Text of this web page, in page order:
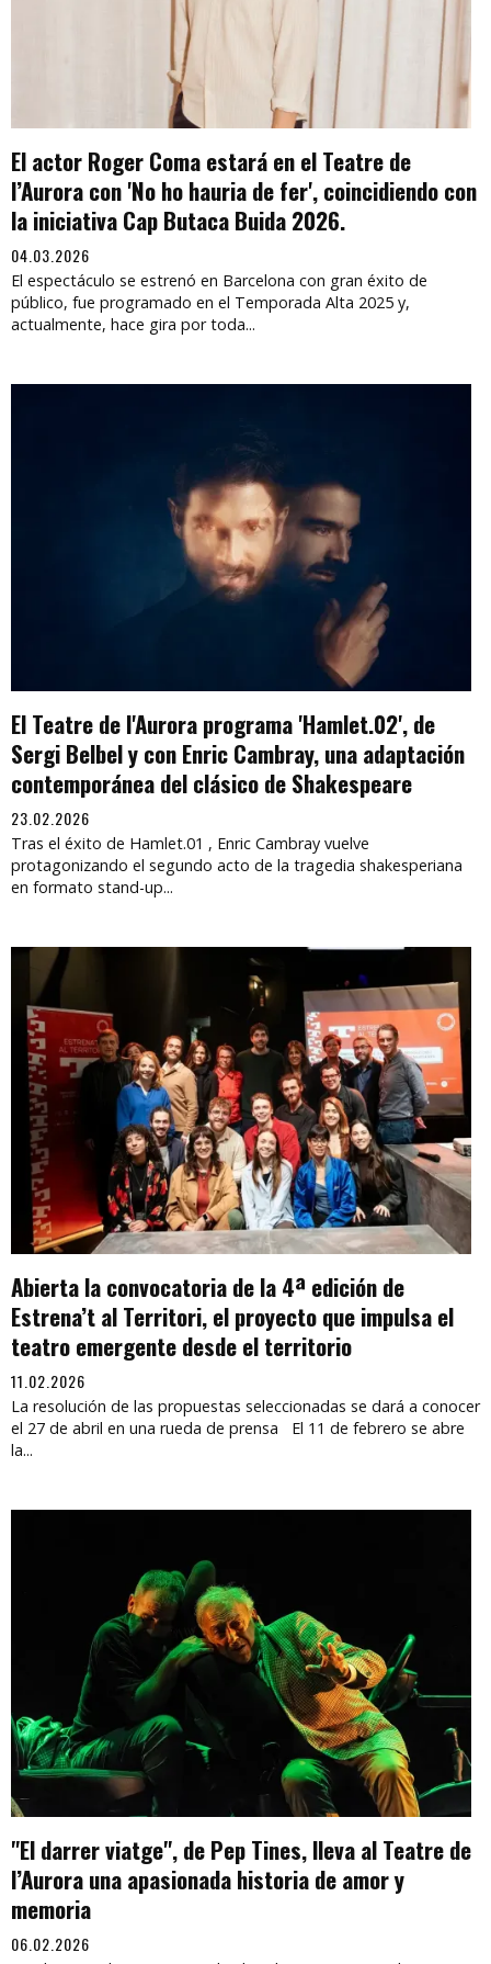
El actor Roger Coma estará en el Teatre de
l’Aurora con 'No ho hauria de fer', coincidiendo con
la iniciativa Cap Butaca Buida 2026.
04.03.2026
El espectáculo se estrenó en Barcelona con gran éxito de
público, fue programado en el Temporada Alta 2025 y,
actualmente, hace gira por toda...
El Teatre de l'Aurora programa 'Hamlet.02', de
Sergi Belbel y con Enric Cambray, una adaptación
contemporánea del clásico de Shakespeare
23.02.2026
Tras el éxito de Hamlet.01 , Enric Cambray vuelve
protagonizando el segundo acto de la tragedia shakesperiana
en formato stand-up...
Abierta la convocatoria de la 4ª edición de
Estrena’t al Territori, el proyecto que impulsa el
teatro emergente desde el territorio
11.02.2026
La resolución de las propuestas seleccionadas se dará a conocer
el 27 de abril en una rueda de prensa El 11 de febrero se abre
la...
"El darrer viatge", de Pep Tines, lleva al Teatre de
l’Aurora una apasionada historia de amor y
memoria
06.02.2026